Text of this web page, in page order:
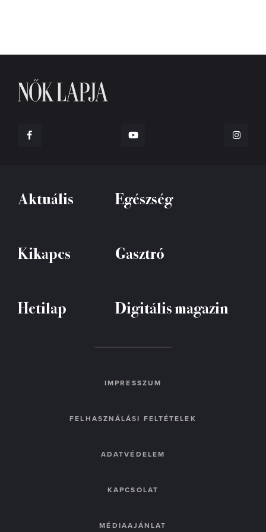
Aktuális Egészség
Kikapcs Gasztró
Hetilap Digitális magazin
IMPRESSZUM
FELHASZNÁLÁSI FELTÉTELEK
ADATVÉDELEM
KAPCSOLAT
MÉDIAAJÁNLAT